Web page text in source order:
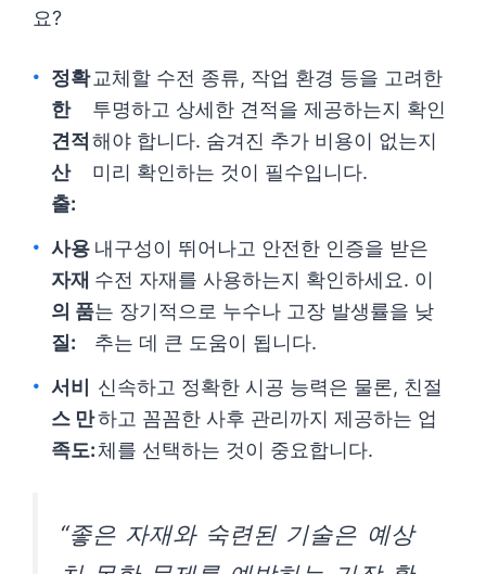
요?
정확
한
견적
산
출:
교체할 수전 종류, 작업 환경 등을 고려한
투명하고 상세한 견적을 제공하는지 확인
해야 합니다. 숨겨진 추가 비용이 없는지
미리 확인하는 것이 필수입니다.
사용
자재
의 품
질:
내구성이 뛰어나고 안전한 인증을 받은
수전 자재를 사용하는지 확인하세요. 이
는 장기적으로 누수나 고장 발생률을 낮
추는 데 큰 도움이 됩니다.
서비
스 만
족도:
신속하고 정확한 시공 능력은 물론, 친절
하고 꼼꼼한 사후 관리까지 제공하는 업
체를 선택하는 것이 중요합니다.
“좋은 자재와 숙련된 기술은 예상